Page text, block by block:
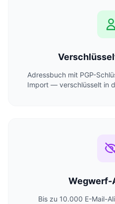
Adressbuch mit PGP-
Import — verschlüsselt in
Wegwerf-
Bis zu 10.000 E-Mail-